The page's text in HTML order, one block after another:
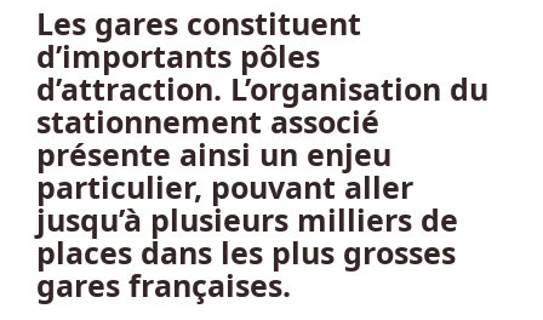
Les gares constituent
d’importants pôles
d’attraction. L’organisation du
stationnement associé
présente ainsi un enjeu
particulier, pouvant aller
jusqu’à plusieurs milliers de
places dans les plus grosses
gares françaises.